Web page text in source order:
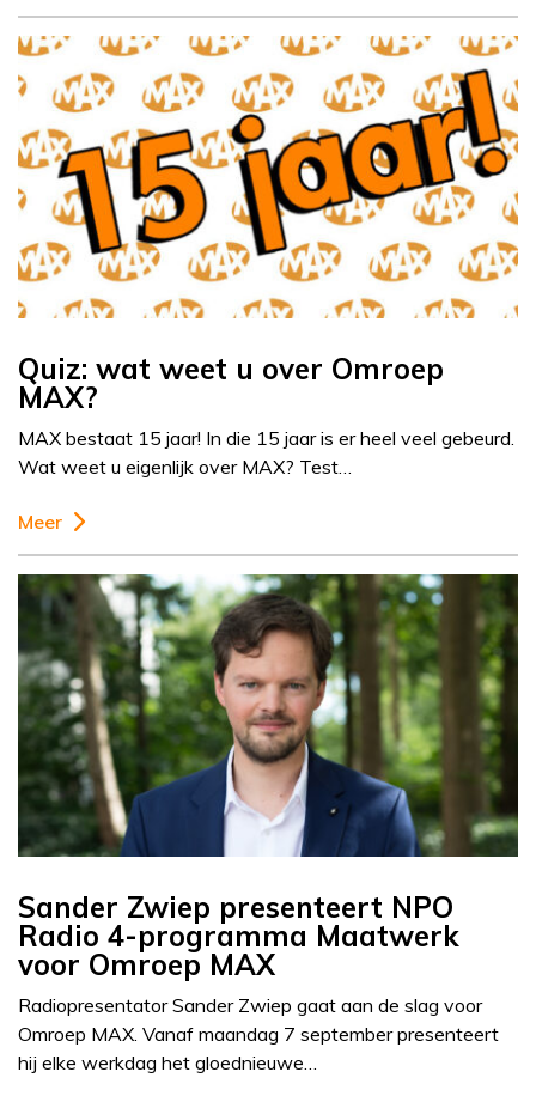
Quiz: wat weet u over Omroep
MAX?
MAX bestaat 15 jaar! In die 15 jaar is er heel veel gebeurd.
Wat weet u eigenlijk over MAX? Test…
Meer
Sander Zwiep presenteert NPO
Radio 4-programma Maatwerk
voor Omroep MAX
Radiopresentator Sander Zwiep gaat aan de slag voor
Omroep MAX. Vanaf maandag 7 september presenteert
hij elke werkdag het gloednieuwe…